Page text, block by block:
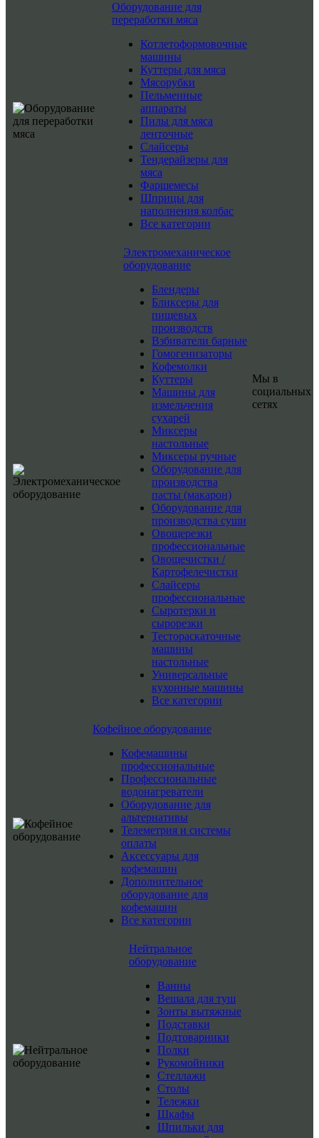
Оборудование для
переработки мяса
Котлетоформовочные
машины
Куттеры для мяса
Мясорубки
Пельменные
аппараты
Пилы для мяса
ленточные
Слайсеры
Тендерайзеры для
мяса
Фаршемесы
Шприцы для
наполнения колбас
Все категории
Электромеханическое
оборудование
Блендеры
Бликсеры для
пищевых
производств
Взбиватели барные
Гомогенизаторы
Кофемолки
Куттеры
Машины для
измельчения
сухарей
Миксеры
настольные
Миксеры ручные
Оборудование для
производства
пасты (макарон)
Оборудование для
производства суши
Овощерезки
профессиональные
Овощечистки /
Картофелечистки
Слайсеры
профессиональные
Сыротерки и
сырорезки
Тестораскаточные
машины
настольные
Универсальные
кухонные машины
Все категории
Кофейное оборудование
Кофемашины
профессиональные
Профессиональные
водонагреватели
Оборудование для
альтернативы
Телеметрия и системы
оплаты
Аксессуары для
кофемашин
Дополнительное
оборудование для
кофемашин
Все категории
Нейтральное
оборудование
Ванны
Вешала для туш
Зонты вытяжные
Подставки
Подтоварники
Полки
Рукомойники
Стеллажи
Столы
Тележки
Шкафы
Шпильки для
Мы в
социальных
сетях